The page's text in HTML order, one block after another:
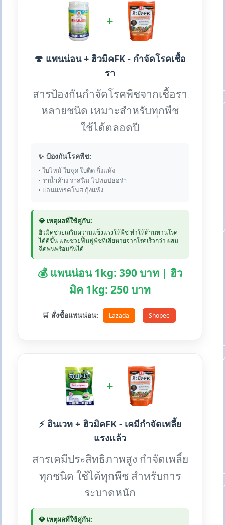
+
🍄 แพนน่อน + ฮิวมิคFK - กำจัดโรคเชื้อ
รา
สารป้องกันกำจัดโรคพืชจากเชื้อรา
หลายชนิด เหมาะสำหรับทุกพืช
ใช้ได้ตลอดปี
✨ ป้องกันโรคพืช:
• ใบไหม้ ใบจุด ใบติด กิ่งแห้ง
• ราน้ำค้าง ราสนิม ไปทอปธอร่า
• แอนแทรคโนส กุ้งแห้ง
💎 เหตุผลที่ใช้คู่กัน:
ฮิวมิคช่วยเสริมความแข็งแรงให้พืช ทำให้ต้านทานโรค
ได้ดีขึ้น และช่วยฟื้นฟูพืชที่เสียหายจากโรคเร็วกว่า ผสม
ฉีดพ่นพร้อมกันได้
💰 แพนน่อน 1kg: 390 บาท | ฮิว
มิค 1kg: 250 บาท
🛒 สั่งซื้อแพนน่อน: Lazada Shopee
+
⚡ อินเวท + ฮิวมิคFK - เคมีกำจัดเพลี้ย
แรงแล้ว
สารเคมีประสิทธิภาพสูง กำจัดเพลี้ย
ทุกชนิด ใช้ได้ทุกพืช สำหรับการ
ระบาดหนัก
💎 เหตุผลที่ใช้คู่กัน: